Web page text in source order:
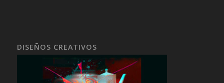
DISEÑOS CREATIVOS